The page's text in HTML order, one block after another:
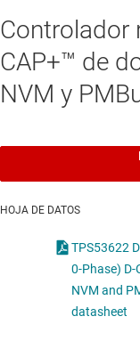
Controlador
CAP+™ de
NVM y
HOJA DE DATOS
TPS53622 Dual-Channel (1-
0-Phase) D-
NVM and
datasheet